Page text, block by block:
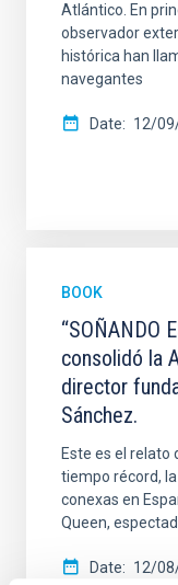
Atlántico. En
observador
histórica han
navegantes
Date 12/
BOOK
“SOÑANDO
consolidó la
director
Sánchez.
Este es el relato
tiempo récord,
conexas en
Queen,
Date 12/